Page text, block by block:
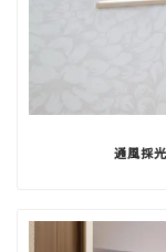
通風採